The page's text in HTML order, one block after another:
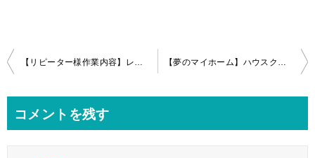
投
ビ
コメントを残す